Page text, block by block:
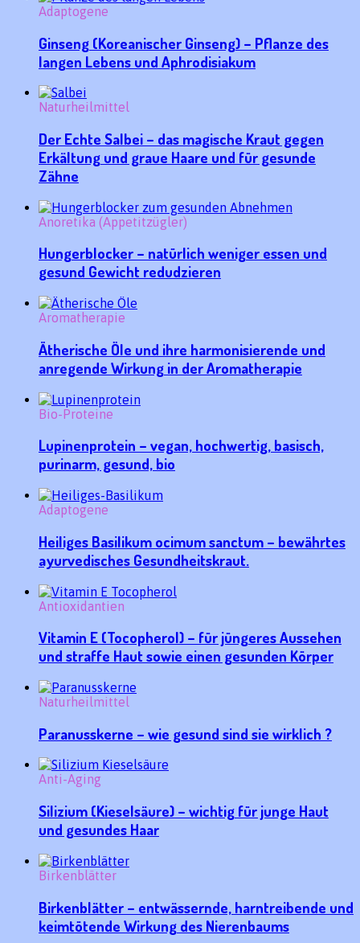
Adaptogene
Ginseng (Koreanischer Ginseng) – Pflanze des
langen Lebens und Aphrodisiakum
Naturheilmittel
Der Echte Salbei – das magische Kraut gegen
Erkältung und graue Haare und für gesunde
Zähne
Anoretika (Appetitzügler)
Hungerblocker – natürlich weniger essen und
gesund Gewicht redudzieren
Aromatherapie
Ätherische Öle und ihre harmonisierende und
anregende Wirkung in der Aromatherapie
Bio-Proteine
Lupinenprotein – vegan, hochwertig, basisch,
purinarm, gesund, bio
Adaptogene
Heiliges Basilikum ocimum sanctum – bewährtes
ayurvedisches Gesundheitskraut.
Antioxidantien
Vitamin E (Tocopherol) – für jüngeres Aussehen
und straffe Haut sowie einen gesunden Körper
Naturheilmittel
Paranusskerne – wie gesund sind sie wirklich ?
Anti-Aging
Silizium (Kieselsäure) – wichtig für junge Haut
und gesundes Haar
Birkenblätter
Birkenblätter – entwässernde, harntreibende und
keimtötende Wirkung des Nierenbaums